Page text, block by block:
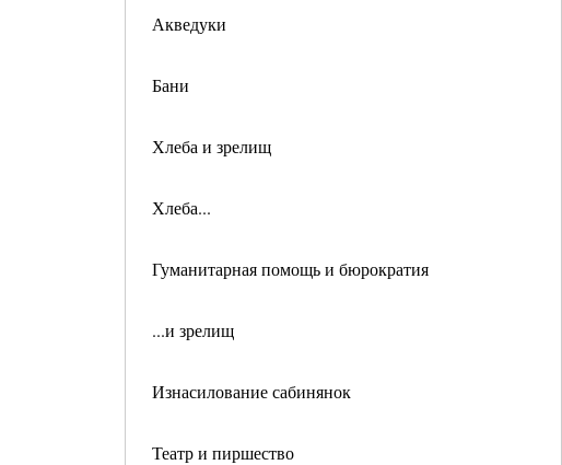
Акведуки
Бани
Хлеба и зрелищ
Хлеба...
Гуманитарная помощь и бюрократия
...и зрелищ
Изнасилование сабинянок
Театр и пиршество